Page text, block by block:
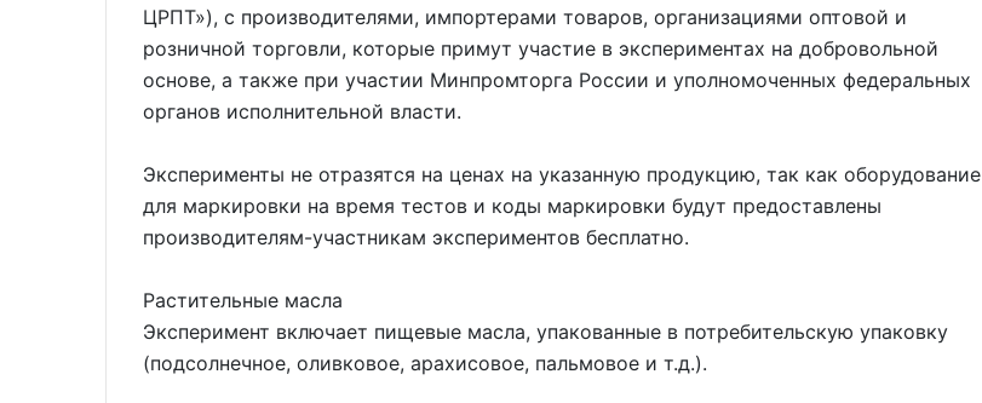
ЦРПТ»), с производителями, импортерами товаров, организациями оптовой и
розничной торговли, которые примут участие в экспериментах на добровольной
основе, а также при участии Минпромторга России и уполномоченных федеральных
органов исполнительной власти.
Эксперименты не отразятся на ценах на указанную продукцию, так как оборудование
для маркировки на время тестов и коды маркировки будут предоставлены
производителям-участникам экспериментов бесплатно.
Растительные масла
Эксперимент включает пищевые масла, упакованные в потребительскую упаковку
(подсолнечное, оливковое, арахисовое, пальмовое и т.д.).